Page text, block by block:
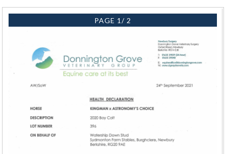
PAGE 1/ 2